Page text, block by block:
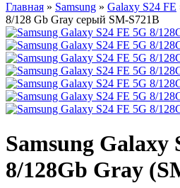
Главная » Samsung » Galaxy S24 FE
8/128 Gb Gray серый SM-S721B
Samsung Galaxy
8/128Gb Gray